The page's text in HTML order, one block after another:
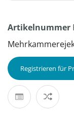
Artikelnummer
Registrieren für